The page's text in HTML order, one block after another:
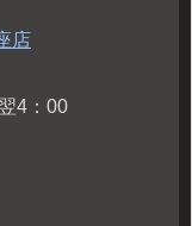
店
4：00